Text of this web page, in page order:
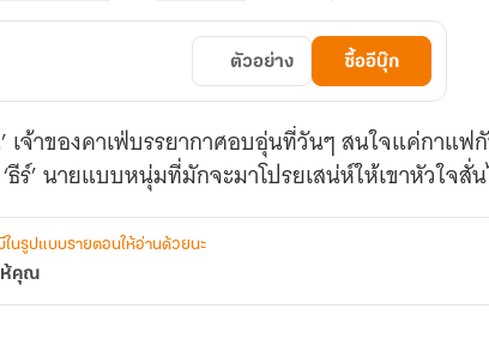
ตัวอย่าง ซื้ออีบุ๊ก
เจ้าของคาเฟ่บรรยากาศอบอุ่นที่วันๆ สนใจแค่กาแ
‘ธีร์’ นายแบบหนุ่มที่มักจะมาโปรยเสน่ห์ให้เขาหัวใจสั่
ในรูปแบบรายตอนให้อ่านด้วยนะ
ห้คุณ